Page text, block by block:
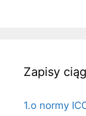
Zapisy
1.o normy